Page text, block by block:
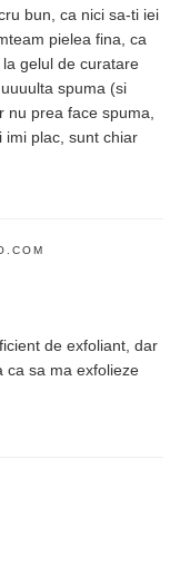
bun, ca nici sa-ti iei
pielea fina, ca
gelul de curatare
spuma (si
prea face spuma,
imi plac, sunt chiar
de exfoliant, dar
ca sa ma exfolieze